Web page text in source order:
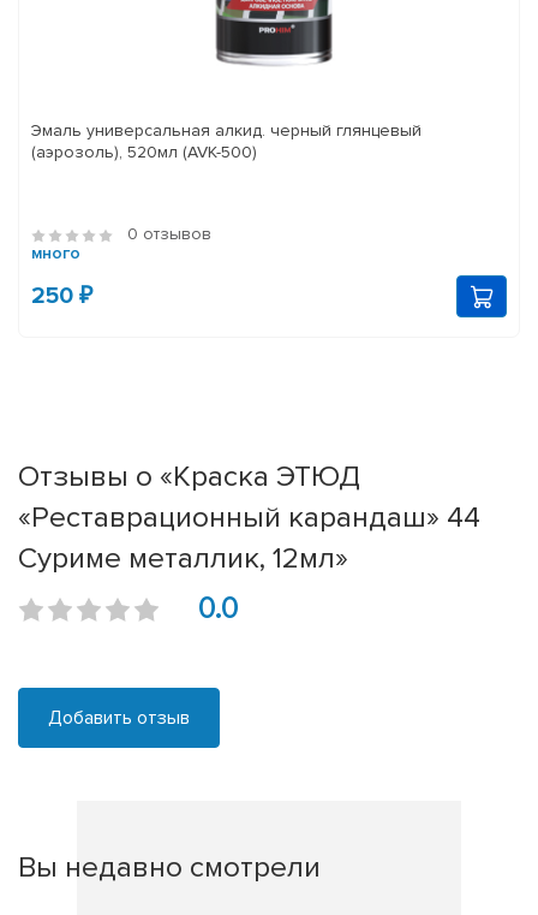
Эмаль универсальная алкид. черный глянцевый
(аэрозоль), 520мл (AVK-500)
0 отзывов
много
250 ₽
Отзывы о «Краска ЭТЮД
«Реставрационный карандаш» 44
Суриме металлик, 12мл»
0.0
Добавить отзыв
Вы недавно смотрели